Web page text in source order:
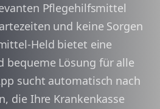
Pflegehilfsmittel
und keine Sorgen
Held bietet eine
bequeme Lösung für alle
sucht automatisch nach
die Ihre Krankenkasse